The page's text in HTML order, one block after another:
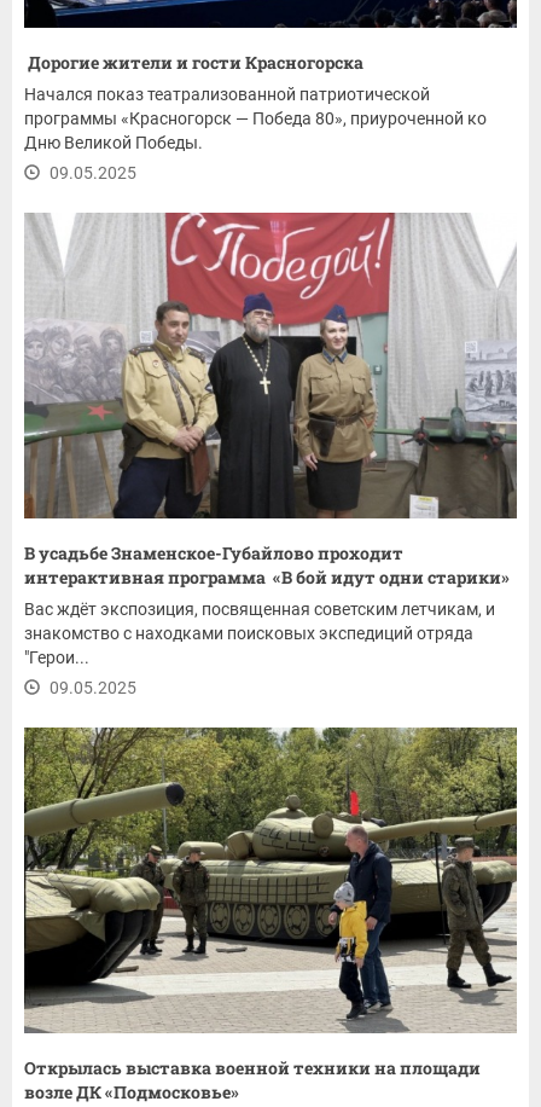
Дорогие жители и гости Красногорска
Начался показ театрализованной патриотической
программы «Красногорск — Победа 80», приуроченной ко
Дню Великой Победы.
09.05.2025
В усадьбе Знаменское-Губайлово проходит
интерактивная программа «В бой идут одни старики»
Вас ждёт экспозиция, посвященная советским летчикам, и
знакомство с находками поисковых экспедиций отряда
"Герои...
09.05.2025
Открылась выставка военной техники на площади
возле ДК «Подмосковье»